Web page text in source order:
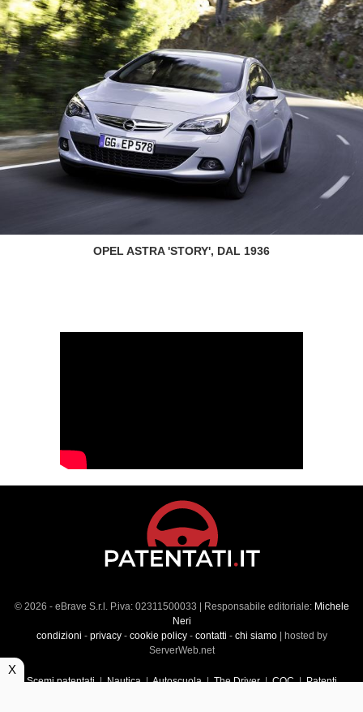
OPEL ASTRA 'STORY', DAL 1936
© 2026 - eBrave S.r.l. P.iva: 02311500033 | Responsabile editoriale: Michele
Neri
condizioni - privacy- cookie policy- contatti - chi siamo| hosted by
ServerWeb.net
Scemi patentati|Nautica|Autoscuola|The Driver|CQC|Patenti
X